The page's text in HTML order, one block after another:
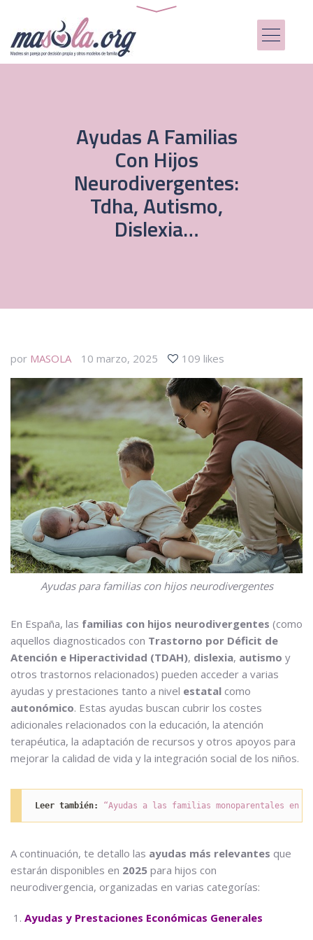
Ayudas A Familias
Con Hijos
Neurodivergentes:
Tdha, Autismo,
Dislexia…
por MASOLA 10 marzo, 2025 109 likes
Ayudas para familias con hijos neurodivergentes
En España, las familias con hijos neurodivergentes (como
aquellos diagnosticados con Trastorno por Déficit de
Atención e Hiperactividad (TDAH), dislexia, autismo y
otros trastornos relacionados) pueden acceder a varias
ayudas y prestaciones tanto a nivel estatal como
autonómico. Estas ayudas buscan cubrir los costes
adicionales relacionados con la educación, la atención
terapéutica, la adaptación de recursos y otros apoyos para
mejorar la calidad de vida y la integración social de los niños.
Leer también: “Ayudas a las familias monoparentales en
A continuación, te detallo las ayudas más relevantes que
estarán disponibles en 2025 para hijos con
neurodivergencia, organizadas en varias categorías:
Ayudas y Prestaciones Económicas Generales